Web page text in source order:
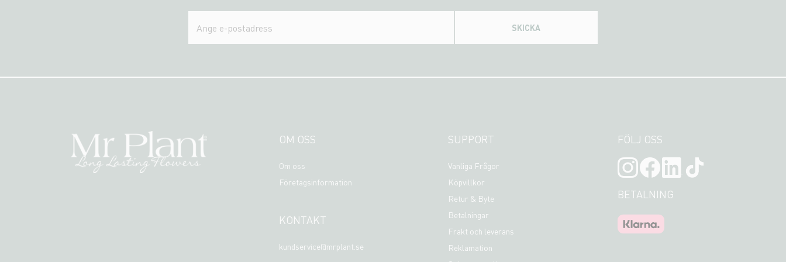
SKICKA
OM OSS
Om oss
Företagsinformation
KONTAKT
kundservice@mrplant.se
SUPPORT
Vanliga Frågor
Köpvillkor
Retur & Byte
Betalningar
Frakt och leverans
Reklamation
FÖLJ OSS
BETALNING